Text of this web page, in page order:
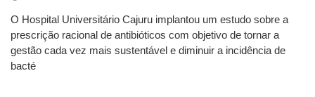
O Hospital Universitário Cajuru implantou um estudo sobre a
prescrição racional de antibióticos com objetivo de tornar a
gestão cada vez mais sustentável e diminuir a incidência de
bacté